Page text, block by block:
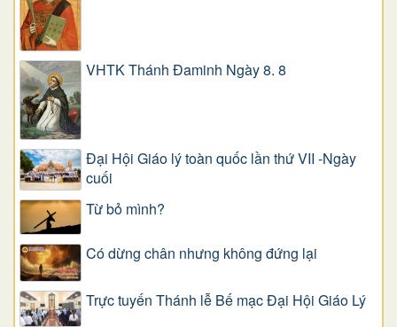
VHTK Thánh Đaminh Ngày 8. 8
Đại Hội Giáo lý toàn quốc lần thứ VII -Ngày
cuối
Từ bỏ mình?
Có dừng chân nhưng không đứng lại
Trực tuyến Thánh lễ Bế mạc Đại Hội Giáo Lý